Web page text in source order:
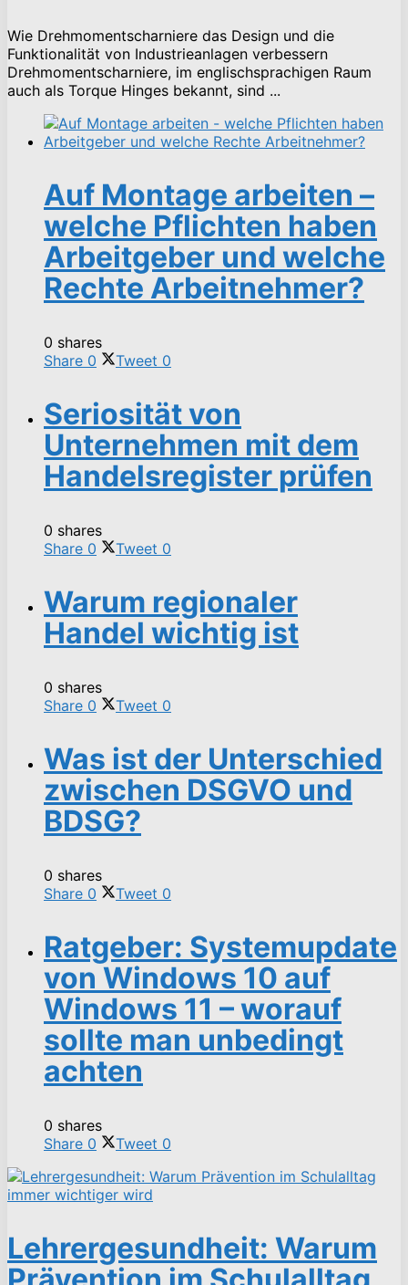
Wie Drehmomentscharniere das Design und die
Funktionalität von Industrieanlagen verbessern
Drehmomentscharniere, im englischsprachigen Raum
auch als Torque Hinges bekannt, sind ...
Auf Montage arbeiten –
welche Pflichten haben
Arbeitgeber und welche
Rechte Arbeitnehmer?
0 shares
Share 0 Tweet 0
Seriosität von
Unternehmen mit dem
Handelsregister prüfen
0 shares
Share 0 Tweet 0
Warum regionaler
Handel wichtig ist
0 shares
Share 0 Tweet 0
Was ist der Unterschied
zwischen DSGVO und
BDSG?
0 shares
Share 0 Tweet 0
Ratgeber: Systemupdate
von Windows 10 auf
Windows 11 – worauf
sollte man unbedingt
achten
0 shares
Share 0 Tweet 0
Lehrergesundheit: Warum